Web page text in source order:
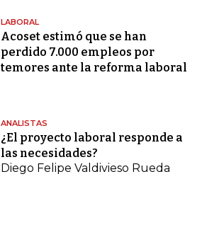
LABORAL
Acoset estimó que se han
perdido 7.000 empleos por
temores ante la reforma laboral
ANALISTAS
¿El proyecto laboral responde a
las necesidades?
Diego Felipe Valdivieso Rueda